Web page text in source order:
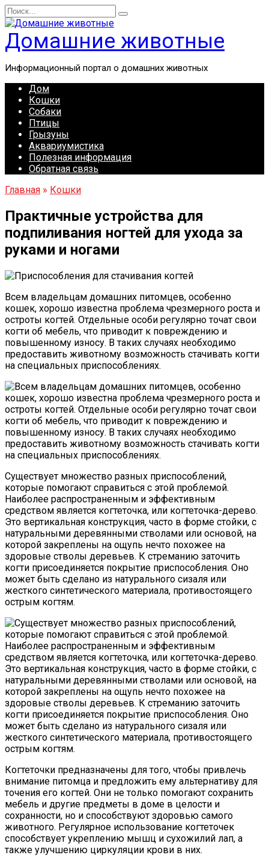
Перейти
к
содержанию
Search
for:
Домашние животные
Информационный портал о домашних животных
Дом
Кошки
Собаки
Птицы
Грызуны
Аквариумистика
Полезная информация
Обратная связь
Главная » Кошки
Практичные устройства для
подпиливания ногтей для ухода за
руками и ногами
Всем владельцам домашних питомцев, особенно
кошек, хорошо известна проблема чрезмерного роста и
остроты когтей. Отдельные особи регулярно точат свои
когти об мебель, что приводит к повреждению и
повышенному износу. В таких случаях необходимо
предоставить животному возможность стачивать когти
на специальных приспособлениях.
Существует множество разных приспособлений,
которые помогают справиться с этой проблемой.
Наиболее распространенным и эффективным
средством является когтеточка, или когтеточка-дерево.
Это вертикальная конструкция, часто в форме стойки, с
натуральными деревянными стволами или основой, на
которой закреплены на ощупь нечто похожее на
здоровые стволы деревьев. К стреманию заточить
когти присоединяется покрытие приспособления. Оно
может быть сделано из натурального сизаля или
жесткого синтетического материала, противостоящего
острым когтям.
Когтеточки предназначены для того, чтобы привлечь
внимание питомца и предложить ему альтернативу для
точения его когтей. Они не только помогают сохранить
мебель и другие предметы в доме в целости и
сохранности, но и способствуют здоровью самого
животного. Регулярное использование когтеточек
способствует укреплению мышц и сухожилий лап, а
также улучшению циркуляции крови в них.